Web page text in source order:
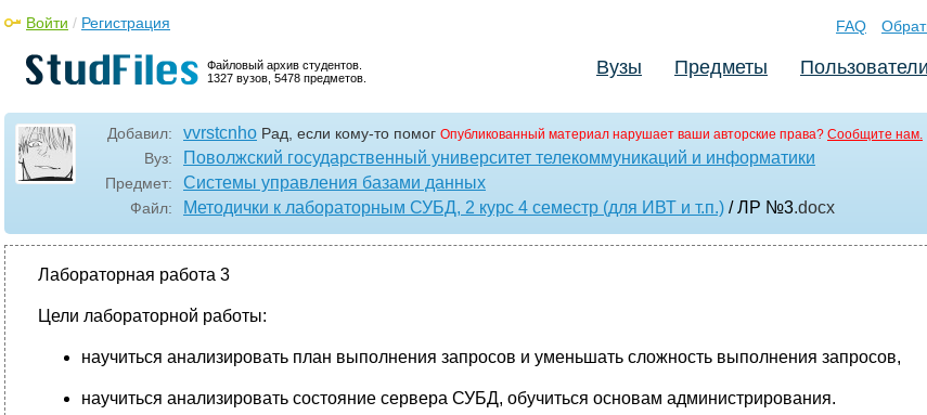
Файловый архив студентов.
1327 вузов, 5478 предметов.
Войти / Регистрация FAQ
Вузы Предметы Пользователи
Добавил: vvrstcnho Рад, если кому-то помог Опубликованный материал нарушает ваши авторские права? Сообщите нам.
Вуз: Поволжский государственный университет телекоммуникаций и информатики
Предмет: Системы управления базами данных
Файл: Методички к лабораторным СУБД, 2 курс 4 семестр (для ИВТ и т.п.) / ЛР №3.docx
Лабораторная работа 3
Цели лабораторной работы:
научиться анализировать план выполнения запросов и уменьшать сложность выполнения запросов,
научиться анализировать состояние сервера СУБД, обучиться основам администрирования.